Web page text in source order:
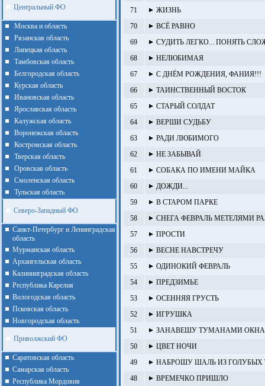
Центральный ФО
Москва и область
Рязанская область
Липецкая область
Тамбовская область
Белгородская область
Курская область
Ивановская область
Ярославская область
Калужская область
Воронежская область
Костромская область
Тверская область
Оровская область
Смоленская область
Тульская область
Северо-Западный ФО
Санкт-Петербург и Ленинградская
область
Мурманская область
Архангельская область
Калининградская область
Республика Карелия
Вологодская область
Псковская область
Новгородская область
Приволжский ФО
Cаратовская область
Cамарская область
Республика Мордовия
71
ЖИЗНЬ
70
ВСЁ РАВНО
69
СУДИТЬ ЛЕГКО... ПОНЯТЬ
68
НЕЛЮБИМАЯ
67
С ДНЁМ РОЖДЕНИЯ, ФАНИЯ!!!
66
ТАИНСТВЕННЫЙ ВОСТОК
65
СТАРЫЙ СОЛДАТ
64
ВЕРШИ СУДЬБУ
63
РАДИ ЛЮБИМОГО
62
НЕ ЗАБЫВАЙ
61
СОБАКА ПО ИМЕНИ МАЙКА
60
ДОЖДИ...
59
В СТАРОМ ПАРКЕ
58
СНЕГА ФЕВРАЛЬ МЕТЕЛЯМИ
57
ПРОСТИ
56
ВЕСНЕ НАВСТРЕЧУ
55
ОДИНОКИЙ ФЕВРАЛЬ
54
ПРЕДЗИМЬЕ
53
ОСЕННЯЯ ГРУСТЬ
52
ИГРУШКА
51
ЗАНАВЕШУ ТУМАНАМИ
50
ЦВЕТ НОЧИ
49
НАБРОШУ ШАЛЬ ИЗ
48
ВРЕМЕЧКО ПРИШЛО